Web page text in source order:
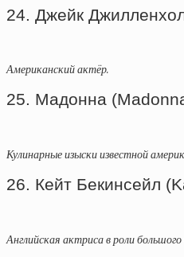
24. Джейк
Американский актёр.
25. Мадонна
Кулинарные изыски известной
26. Кейт Бекинсейл
Английская актриса в роли большого